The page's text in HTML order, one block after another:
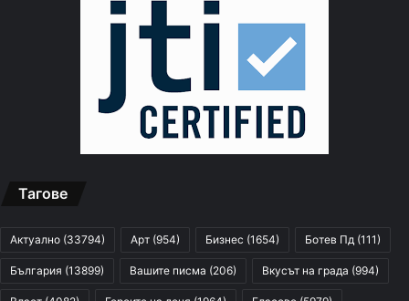
Тагове
Актуално (33794) Арт (954) Бизнес (1654) Ботев Пд (111)
България (13899) Вашите писма (206) Вкусът на града (994)